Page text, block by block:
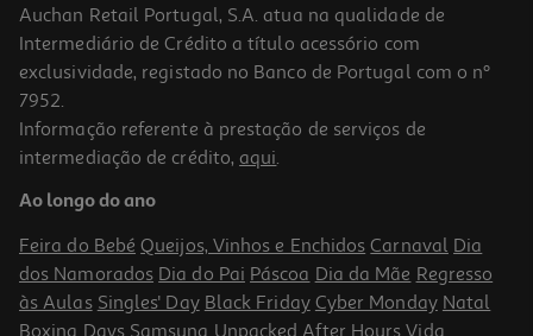
-10%
Livro Como Fisgar Uma Herdeira 1º Volume De Julia Quinn
16.65 €/un
PVP de editor
16,65 €
Auchan Retail Portugal, S.A. atua na qualidade de
Intermediário de Crédito a título acessório com
exclusividade, registado no Banco de Portugal com o nº
7952.
Informação referente à prestação de serviços de
intermediação de crédito, aqui.
Ao longo do ano
Feira do Bebé Queijos, Vinhos e Enchidos Carnaval Dia
dos Namorados Dia do Pai Páscoa Dia da Mãe Regresso
às Aulas Singles' Day Black Friday Cyber Monday Natal
Boxing Days Samsung Unpacked After Hours Vida